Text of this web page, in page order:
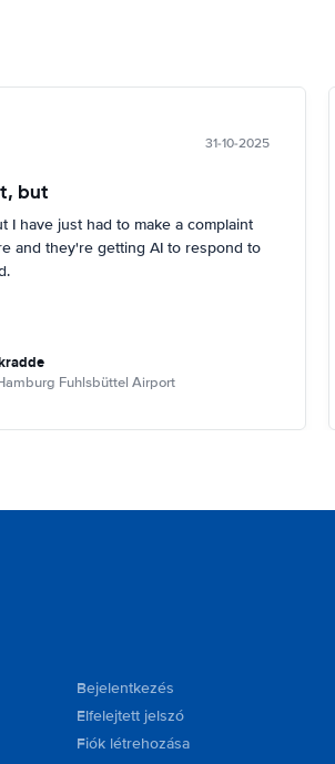
31-10-2025
but
I have just had to make a complaint
and they're getting AI to respond to
Fuhlsbüttel Airport
Bejelentkezés
Elfelejtett jelszó
Fiók létrehozása